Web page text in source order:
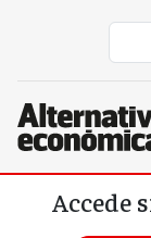
Pasar al contenido
Accede